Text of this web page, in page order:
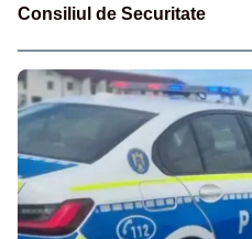
Consiliul de Securitate